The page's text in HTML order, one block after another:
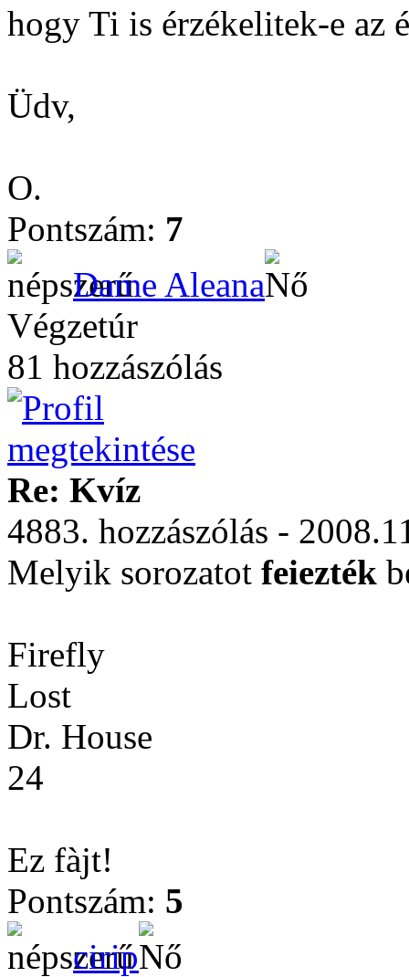
hogy Ti is érzékelitek-e az
Üdv,
O.
Pontszám: 7
Dame Aleana
Végzetúr
81 hozzászólás
Re: Kvíz
4883. hozzászólás -
Melyik sorozatot feiezték
Firefly
Lost
Dr. House
24
Ez fàjt!
Pontszám: 5
cirip